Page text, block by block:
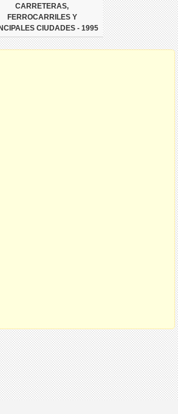
CARRETERAS,
FERROCARRILES Y
CIUDADES - 1995